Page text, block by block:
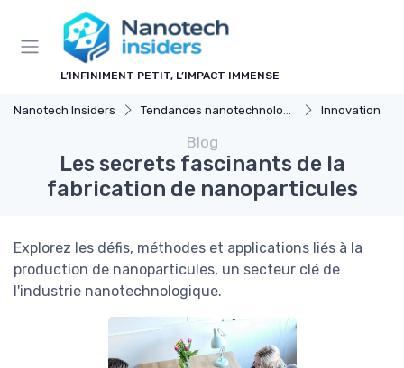
L’INFINIMENT PETIT, L’IMPACT IMMENSE
Nanotech Insiders Tendances nanotechnologie Innovation
Blog
Les secrets fascinants de la
fabrication de nanoparticules
Explorez les défis, méthodes et applications liés à la
production de nanoparticules, un secteur clé de
l'industrie nanotechnologique.
Panneau de gestion des cookies